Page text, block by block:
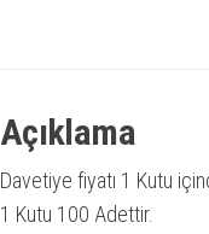
Açıklama
Davetiye fiyatı 1 Kutu
1 Kutu 100 Adettir.